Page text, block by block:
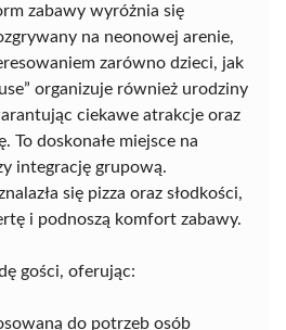
zabawy wyróżnia się
na neonowej arenie,
zarówno dzieci, jak
organizuje również urodziny
ciekawe atrakcje oraz
To doskonałe miejsce na
integrację grupową.
się pizza oraz słodkości,
i podnoszą komfort zabawy.
gości, oferując:
do potrzeb osób